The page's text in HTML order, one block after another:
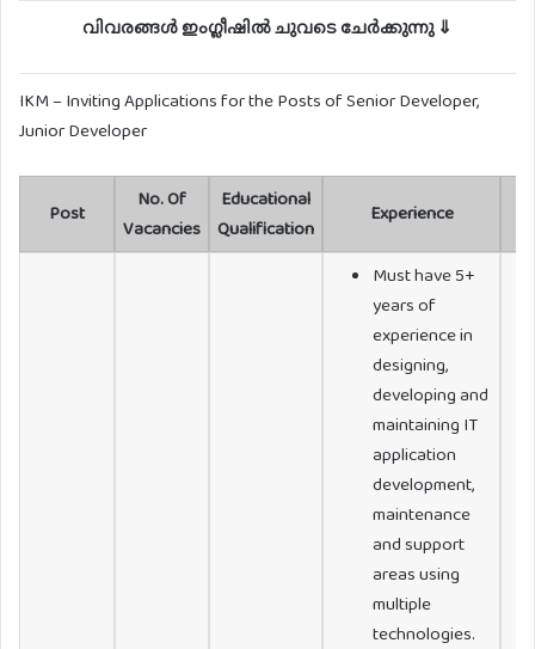
വിവരങ്ങൾ ഇംഗ്ലീഷിൽ ചുവടെ ചേർക്കുന്നു ⇓
IKM – Inviting Applications for the Posts of Senior Developer,
Junior Developer
Post
No. Of
Vacancies
Educational
Qualification
Experience
Must have 5+
years of
experience in
designing,
developing and
maintaining IT
application
development,
maintenance
and support
areas using
multiple
technologies.